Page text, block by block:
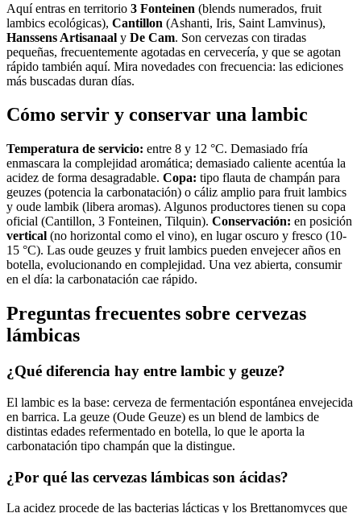
Aquí entras en territorio 3 Fonteinen (blends numerados, fruit
lambics ecológicas), Cantillon (Ashanti, Iris, Saint Lamvinus),
Hanssens Artisanaal y De Cam. Son cervezas con tiradas
pequeñas, frecuentemente agotadas en cervecería, y que se agotan
rápido también aquí. Mira novedades con frecuencia: las ediciones
más buscadas duran días.
Cómo servir y conservar una lambic
Temperatura de servicio: entre 8 y 12 °C. Demasiado fría
enmascara la complejidad aromática; demasiado caliente acentúa la
acidez de forma desagradable. Copa: tipo flauta de champán para
geuzes (potencia la carbonatación) o cáliz amplio para fruit lambics
y oude lambik (libera aromas). Algunos productores tienen su copa
oficial (Cantillon, 3 Fonteinen, Tilquin). Conservación: en posición
vertical (no horizontal como el vino), en lugar oscuro y fresco (10-
15 °C). Las oude geuzes y fruit lambics pueden envejecer años en
botella, evolucionando en complejidad. Una vez abierta, consumir
en el día: la carbonatación cae rápido.
Preguntas frecuentes sobre cervezas
lámbicas
¿Qué diferencia hay entre lambic y geuze?
El lambic es la base: cerveza de fermentación espontánea envejecida
en barrica. La geuze (Oude Geuze) es un blend de lambics de
distintas edades refermentado en botella, lo que le aporta la
carbonatación tipo champán que la distingue.
¿Por qué las cervezas lámbicas son ácidas?
La acidez procede de las bacterias lácticas y los Brettanomyces que